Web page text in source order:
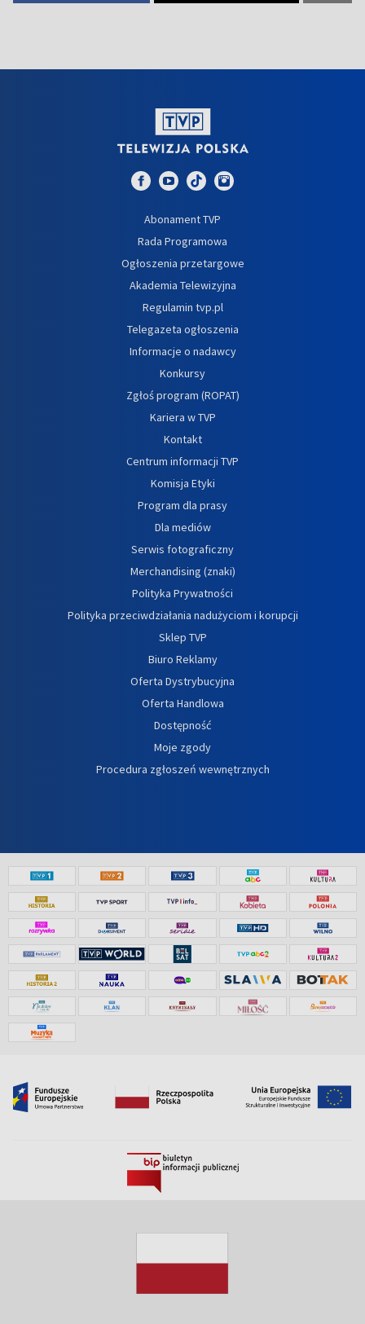
Abonament TVP
Rada Programowa
Ogłoszenia przetargowe
Akademia Telewizyjna
Regulamin tvp.pl
Telegazeta ogłoszenia
Informacje o nadawcy
Konkursy
Zgłoś program (ROPAT)
Kariera w TVP
Kontakt
Centrum informacji TVP
Komisja Etyki
Program dla prasy
Dla mediów
Serwis fotograficzny
Merchandising (znaki)
Polityka Prywatności
Polityka przeciwdziałania nadużyciom i korupcji
Sklep TVP
Biuro Reklamy
Oferta Dystrybucyjna
Oferta Handlowa
Dostępność
Moje zgody
Procedura zgłoszeń wewnętrznych